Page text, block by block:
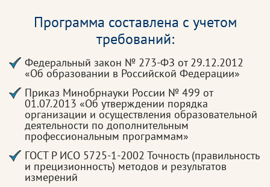
Программа составлена с учетом
требований:
Федеральный закон № 273-ФЗ от 29.12.2012
«Об образовании в Российской Федерации»
Приказ Минобрнауки России № 499 от
01.07.2013 «Об утверждении порядка
организации и осуществления образовательной
деятельности по дополнительным
профессиональным программам»
ГОСТ Р ИСО 5725-1-2002 Точность (правильность
и прецизионность) методов и результатов
измерений